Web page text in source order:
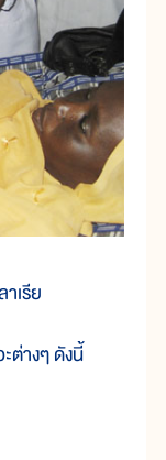
เรีย
ต่างๆ ดังนี้